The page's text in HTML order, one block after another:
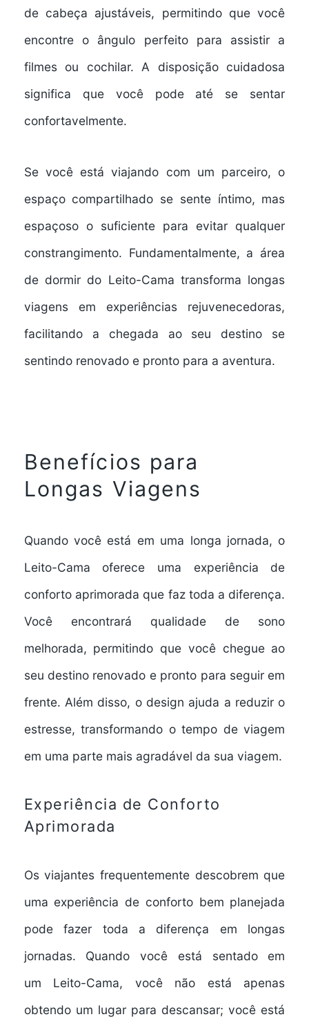
de cabeça ajustáveis, permitindo que você
encontre o ângulo perfeito para assistir a
filmes ou cochilar. A disposição cuidadosa
significa que você pode até se sentar
confortavelmente.
Se você está viajando com um parceiro, o
espaço compartilhado se sente íntimo, mas
espaçoso o suficiente para evitar qualquer
constrangimento. Fundamentalmente, a área
de dormir do Leito-Cama transforma longas
viagens em experiências rejuvenecedoras,
facilitando a chegada ao seu destino se
sentindo renovado e pronto para a aventura.
Benefícios para
Longas Viagens
Quando você está em uma longa jornada, o
Leito-Cama oferece uma experiência de
conforto aprimorada que faz toda a diferença.
Você encontrará qualidade de sono
melhorada, permitindo que você chegue ao
seu destino renovado e pronto para seguir em
frente. Além disso, o design ajuda a reduzir o
estresse, transformando o tempo de viagem
em uma parte mais agradável da sua viagem.
Experiência de Conforto
Aprimorada
Os viajantes frequentemente descobrem que
uma experiência de confortobem planejada
pode fazer toda a diferença em longas
jornadas. Quando você está sentado em
um Leito-Cama, você não está apenas
obtendo um lugar para descansar; você está